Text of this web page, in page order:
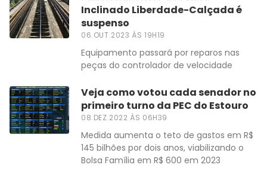
Inclinado Liberdade-Calçada é
suspenso
06.OUT.2023 ÀS 19H19
Equipamento passará por reparos nas
peças do controlador de velocidade
Veja como votou cada senador no
primeiro turno da PEC do Estouro
08.DEZ.2022 ÀS 06H39
Medida aumenta o teto de gastos em R$
145 bilhões por dois anos, viabilizando o
Bolsa Família em R$ 600 em 2023